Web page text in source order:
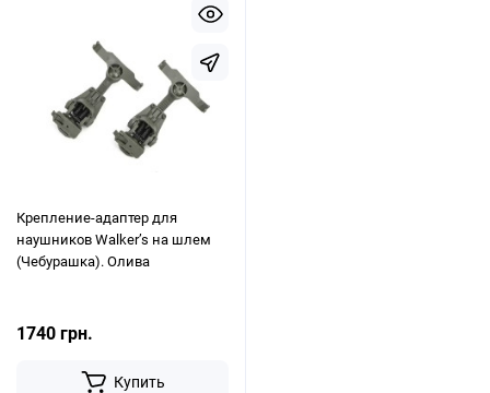
Крепление-адаптер для
наушников Walker’s на шлем
(Чебурашка). Олива
1740 грн.
Купить